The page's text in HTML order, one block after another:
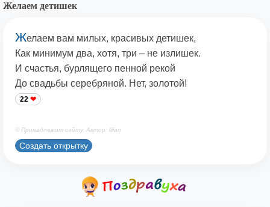
Желаем детишек
Желаем вам милых, красивых детишек,
Как минимум два, хотя, три – не излишек.
И счастья, бурлящего пенной рекой
До свадьбы серебряной. Нет, золотой!
22
© Принадлежит сайту. Автор: lilian
Создать открытку